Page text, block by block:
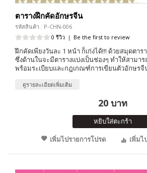
ตารางฝึกคัดอักษรจีน
รหัสสินค้า : P-CHN-006
0 รีวิว | Be the first to review
ฝึกคัดเพียงวันละ 1 หน้า ก็เก่งได้!!! ด้วยสมุดตา
ซึ่งด้านในจะมีตารางแบ่งเป็นช่องๆ ทำให้สามา
พร้อมระเบียบและกฎเกณฑ์การเขียนตัวอักษรจี
ดูรายละเอียดเพิ่มเติม
20 บาท
หยิบใส่ตะกร้า
เพิ่มไปรายการโปรด
เพิ่มไ